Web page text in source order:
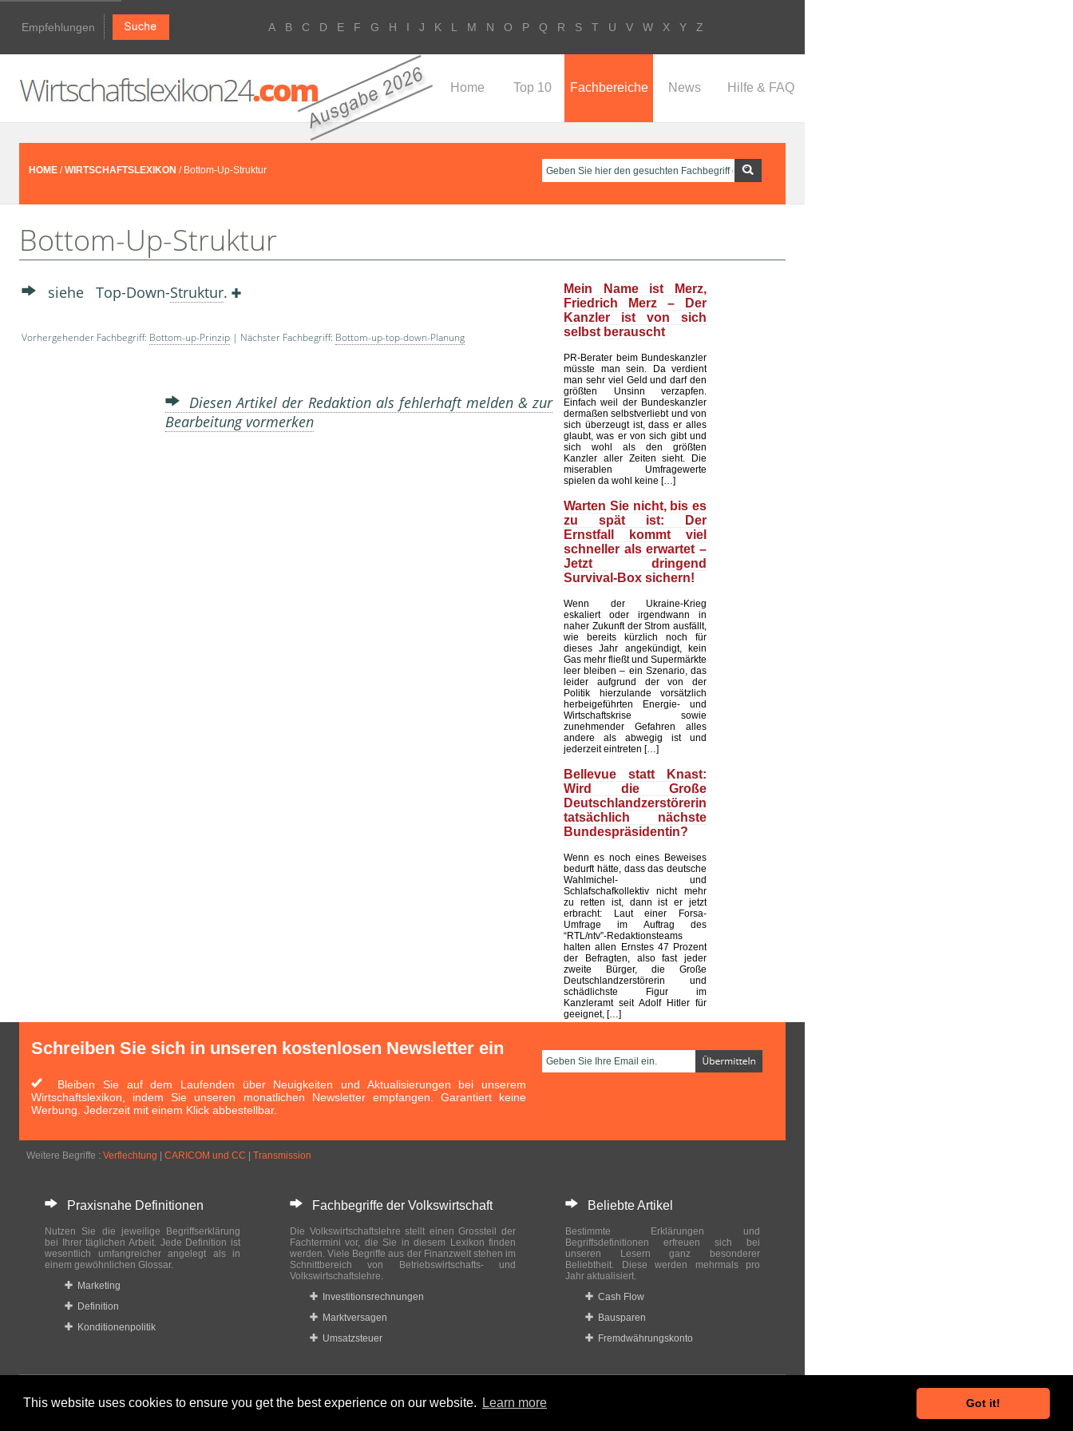
This website uses cookies to ensure you get the best experience on our website. Learn more Got it!
Empfehlungen A B C D E F G H I J K L M N O P Q R S T U V W X Y Z
Home Top 10 Fachbereiche News Hilfe & FAQ
HOME /WIRTSCHAFTSLEXIKON / Bottom-Up-Struktur
Bottom-Up-Struktur
siehe Top-Down-Struktur.
Vorhergehender Fachbegriff: Bottom-up-Prinzip | Nächster Fachbegriff: Bottom-up-top-down-Planung
Diesen Artikel der Redaktion als fehlerhaft melden & zur
Bearbeitung vormerken
Mein Name ist Merz,
Friedrich Merz – Der
Kanzler ist von sich
selbst berauscht
PR-Berater beim Bundeskanzler
müsste man sein. Da verdient
man sehr viel Geld und darf den
größten Unsinn verzapfen.
Einfach weil der Bundeskanzler
dermaßen selbstverliebt und von
sich überzeugt ist, dass er alles
glaubt, was er von sich gibt und
sich wohl als den größten
Kanzler aller Zeiten sieht. Die
miserablen Umfragewerte
spielen da wohl keine […]
Warten Sie nicht, bis es
zu spät ist: Der
Ernstfall kommt viel
schneller als erwartet –
Jetzt dringend
Survival-Box sichern!
Wenn der Ukraine-Krieg
eskaliert oder irgendwann in
naher Zukunft der Strom ausfällt,
wie bereits kürzlich noch für
dieses Jahr angekündigt, kein
Gas mehr fließt und Supermärkte
leer bleiben – ein Szenario, das
leider aufgrund der von der
Politik hierzulande vorsätzlich
herbeigeführten Energie- und
Wirtschaftskrise sowie
zunehmender Gefahren alles
andere als abwegig ist und
jederzeit eintreten […]
Bellevue statt Knast:
Wird die Große
Deutschlandzerstörerin
tatsächlich nächste
Bundespräsidentin?
Wenn es noch eines Beweises
bedurft hätte, dass das deutsche
Wahlmichel- und
Schlafschafkollektiv nicht mehr
zu retten ist, dann ist er jetzt
erbracht: Laut einer Forsa-
Umfrage im Auftrag des
“RTL/ntv”-Redaktionsteams
halten allen Ernstes 47 Prozent
der Befragten, also fast jeder
zweite Bürger, die Große
Deutschlandzerstörerin und
schädlichste Figur im
Kanzleramt seit Adolf Hitler für
geeignet, […]
Schreiben Sie sich in unseren kostenlosen Newsletter ein
Bleiben Sie auf dem Laufenden über Neuigkeiten und Aktualisierungen bei unserem
Wirtschaftslexikon, indem Sie unseren monatlichen Newsletter empfangen. Garantiert keine
Werbung. Jederzeit mit einem Klick abbestellbar.
Weitere Begriffe : Verflechtung CARICOM und CC Transmission
Praxisnahe Definitionen
Nutzen Sie die jeweilige Begriffserklärung
bei Ihrer täglichen Arbeit. Jede Definition ist
wesentlich umfangreicher angelegt als in
einem gewöhnlichen Glossar.
Marketing
Definition
Konditionenpolitik
Fachbegriffe der Volkswirtschaft
Die Volkswirtschaftslehre stellt einen Grossteil der
Fachtermini vor, die Sie in diesem Lexikon finden
werden. Viele Begriffe aus der Finanzwelt stehen im
Schnittbereich von Betriebswirtschafts- und
Volkswirtschaftslehre.
Investitionsrechnungen
Marktversagen
Umsatzsteuer
Beliebte Artikel
Bestimmte Erklärungen und
Begriffsdefinitionen erfreuen sich bei
unseren Lesern ganz besonderer
Beliebtheit. Diese werden mehrmals pro
Jahr aktualisiert.
Cash Flow
Bausparen
Fremdwährungskonto